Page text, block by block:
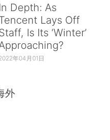
In Depth: As
Lays Off
Is Its ‘Winter’
年04月01日
外